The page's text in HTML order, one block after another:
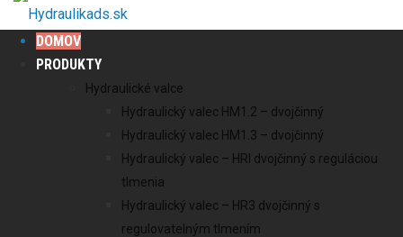
DOMOV
PRODUKTY
Hydraulické valce
Hydraulický valec HM1.2 – dvojčinný
Hydraulický valec HM1.3 – dvojčinný
Hydraulický valec – HRI dvojčinný s reguláciou
tlmenia
Hydraulický valec – HR3 dvojčinný s
regulovatelným tlmením